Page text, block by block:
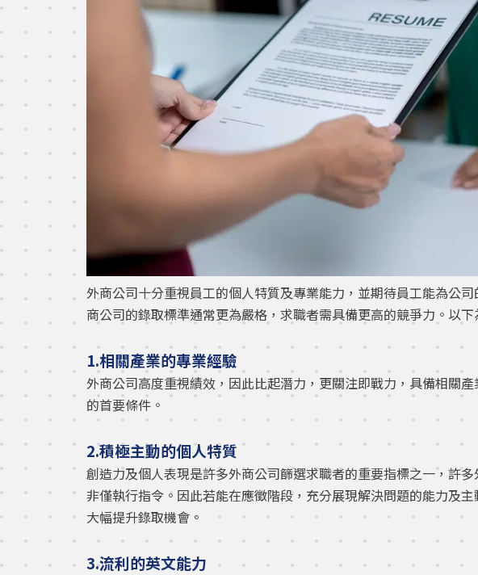
外商公司十分重視員工的個人特質及專業能力，並期待員工能為公
商公司的錄取標準通常更為嚴格，求職者需具備更高的競爭力。以
1.相關產業的專業經驗
外商公司高度重視績效，因此比起潛力，更關注即戰力，具備相關
的首要條件。
2.積極主動的個人特質
創造力及個人表現是許多外商公司篩選求職者的重要指標之一，許
非僅執行指令。因此若能在應徵階段，充分展現解決問題的能力及
大幅提升錄取機會。
3.流利的英文能力